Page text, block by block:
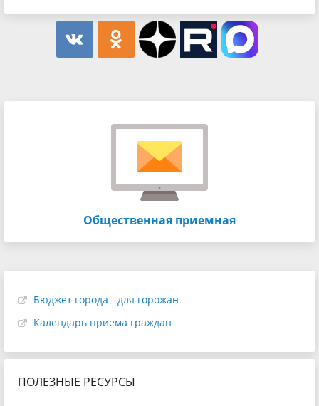
Общественная приемная
Бюджет города - для горожан
Календарь приема граждан
ПОЛЕЗНЫЕ РЕСУРСЫ